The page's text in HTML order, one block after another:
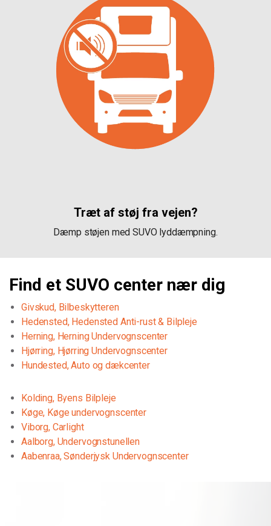
Træt af støj fra vejen?
Dæmp støjen med SUVO lyddæmpning.
Find et SUVO center nær dig
Givskud, Bilbeskytteren
Hedensted, Hedensted Anti-rust & Bilpleje
Herning, Herning Undervognscenter
Hjørring, Hjørring Undervognscenter
Hundested, Auto og dækcenter
Kolding, Byens Bilpleje
Køge, Køge undervognscenter
Viborg, Carlight
Aalborg, Undervognstunellen
Aabenraa, Sønderjysk Undervognscenter